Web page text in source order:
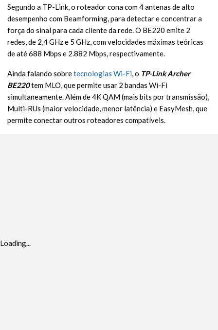
Segundo a TP-Link, o roteador cona com 4 antenas de alto
desempenho com Beamforming, para detectar e concentrar a
força do sinal para cada cliente da rede. O BE220 emite 2
redes, de 2,4 GHz e 5 GHz, com velocidades máximas teóricas
de até 688 Mbps e 2.882 Mbps, respectivamente.
Ainda falando sobretecnologias Wi-Fi , o TP-Link Archer
BE220tem MLO, que permite usar 2 bandas Wi-Fi
simultaneamente. Além de 4K QAM (mais bits por transmissão),
Multi-RUs (maior velocidade, menor latência) e EasyMesh, que
permite conectar outros roteadores compatíveis.
Loading...